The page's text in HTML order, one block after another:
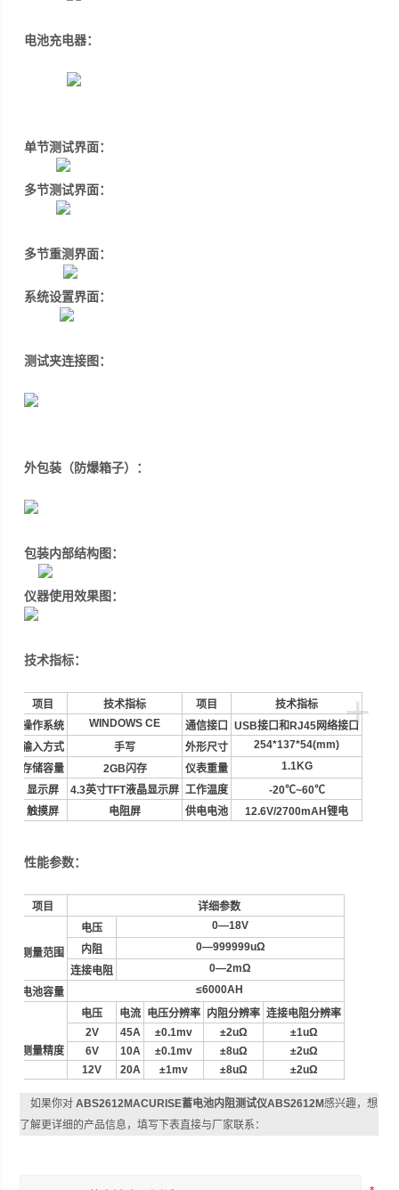
电池充电器：
单节测试界面：
多节测试界面：
多节重测界面：
系统设置界面：
测试夹连接图：
外包装（防爆箱子）：
包装内部结构图：
仪器使用效果图：
技术指标：
+
项目 技术指标 项目
技术指标
操作系统
WINDOWS CE 通信接口 USB接口和 RJ45网络接口
输入方式
手写 外形尺寸
254*137*54(mm)
存储容量
2GB闪存 仪表重量
1.1KG
显示屏
4.3英寸TFT液晶显示屏 工作温度 -20℃~60℃
触摸屏
电阻屏 供电电池 12.6V/2700mAH锂电
性能参数：
项目 详细参数
测量范围
电压
0—18V
内阻
0—999999uΩ
连接电阻
0—2mΩ
电池容量
≤6000AH
测量精度
电压 电流 电压分辨率 内阻分辨率 连接电阻分辨率
2V
45A ±0.1mv ±2uΩ ±1uΩ
6V
10A ±0.1mv ±8uΩ ±2uΩ
12V
20A ±1mv ±8uΩ ±2uΩ
如果你对ABS2612MACURISE蓄电池内阻测试仪ABS2612M感兴趣，想
了解更详细的产品信息，填写下表直接与厂家联系：